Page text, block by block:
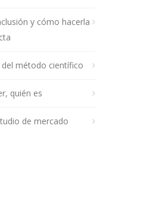
y cómo hacerla
método científico
quién es
de mercado